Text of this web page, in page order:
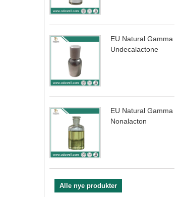
EU Natural Gamma
Undecalactone
EU Natural Gamma
Nonalacton
Alle nye produkter